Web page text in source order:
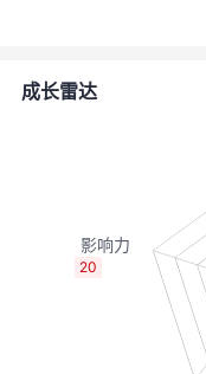
者
成长雷达
20